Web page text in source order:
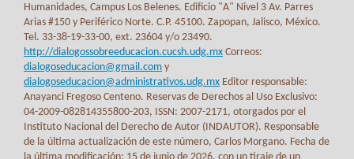
Humanidades, Campus Los Belenes. Edificio "A" Nivel 3 Av. Parres
Arias #150 y Periférico Norte. C.P. 45100. Zapopan, Jalisco, México.
Tel. 33-38-19-33-00, ext. 23604 y/o 23490.
http://dialogossobreeducacion.cucsh.udg.mx Correos:
dialogoseducacion@gmail.com y
dialogoseducacion@administrativos.udg.mx Editor responsable:
Anayanci Fregoso Centeno. Reservas de Derechos al Uso Exclusivo:
04-2009-082814355800-203, ISSN: 2007-2171, otorgados por el
Instituto Nacional del Derecho de Autor (INDAUTOR). Responsable
de la última actualización de este número, Carlos Morgano. Fecha de